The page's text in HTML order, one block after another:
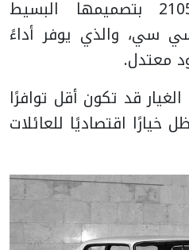
وتتميز لادا 2105 بتصميمها البسيط
سعة 1200 سي سي، والذي يوفر أداءً
معتدل.
قد تكون أقل توافرًا
خيارًا اقتصاديًا للعائلات